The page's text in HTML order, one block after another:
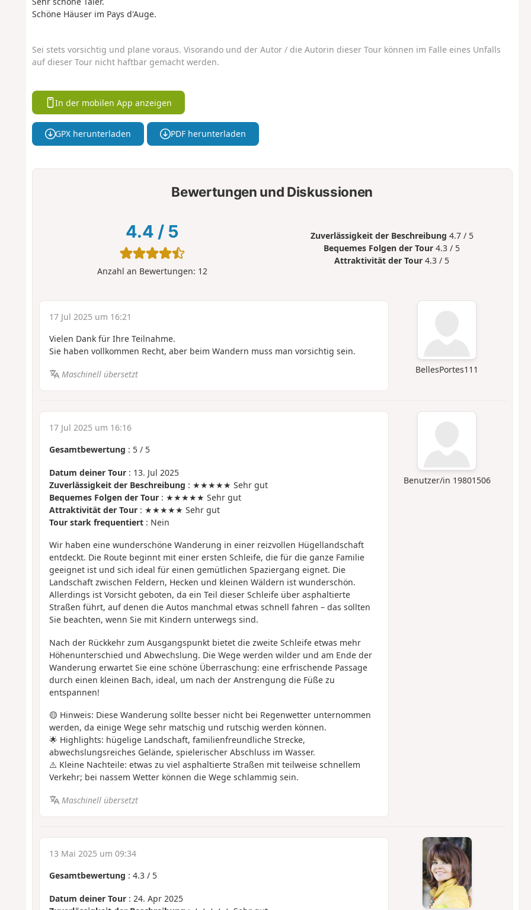
Schöne Häuser im Pays d'Auge.
Sei stets vorsichtig und plane voraus. Visorando und der Autor / die Autorin dieser Tour können im Falle eines Unfalls
auf dieser Tour nicht haftbar gemacht werden.
In der mobilen App anzeigen
GPX herunterladen PDF herunterladen
Bewertungen und Diskussionen
4.4 / 5
Anzahl an Bewertungen: 12
Zuverlässigkeit der Beschreibung 4.7 / 5
Bequemes Folgen der Tour 4.3 / 5
Attraktivität der Tour 4.3 / 5
BellesPortes111
17 Jul 2025 um 16:21
Vielen Dank für Ihre Teilnahme.
Sie haben vollkommen Recht, aber beim Wandern muss man vorsichtig sein.
Maschinell übersetzt
Benutzer/in 19801506
17 Jul 2025 um 16:16
Gesamtbewertung : 5/ 5
Datum deiner Tour: 13. Jul 2025
Zuverlässigkeit der Beschreibung : ★★★★★ Sehr gut
Bequemes Folgen der Tour: ★★★★★ Sehr gut
Attraktivität der Tour: ★★★★★ Sehr gut
Tour stark frequentiert: Nein
Wir haben eine wunderschöne Wanderung in einer reizvollen Hügellandschaft
entdeckt. Die Route beginnt mit einer ersten Schleife, die für die ganze Familie
geeignet ist und sich ideal für einen gemütlichen Spaziergang eignet. Die
Landschaft zwischen Feldern, Hecken und kleinen Wäldern ist wunderschön.
Allerdings ist Vorsicht geboten, da ein Teil dieser Schleife über asphaltierte
Straßen führt, auf denen die Autos manchmal etwas schnell fahren – das sollten
Sie beachten, wenn Sie mit Kindern unterwegs sind.
Nach der Rückkehr zum Ausgangspunkt bietet die zweite Schleife etwas mehr
Höhenunterschied und Abwechslung. Die Wege werden wilder und am Ende der
Wanderung erwartet Sie eine schöne Überraschung: eine erfrischende Passage
durch einen kleinen Bach, ideal, um nach der Anstrengung die Füße zu
entspannen!
🟡 Hinweis: Diese Wanderung sollte besser nicht bei Regenwetter unternommen
werden, da einige Wege sehr matschig und rutschig werden können.
🌟 Highlights: hügelige Landschaft, familienfreundliche Strecke,
abwechslungsreiches Gelände, spielerischer Abschluss im Wasser.
⚠️ Kleine Nachteile: etwas zu viel asphaltierte Straßen mit teilweise schnellem
Verkehr; bei nassem Wetter können die Wege schlammig sein.
Maschinell übersetzt
13 Mai 2025 um 09:34
Gesamtbewertung : 4.3/ 5
Datum deiner Tour: 24. Apr 2025